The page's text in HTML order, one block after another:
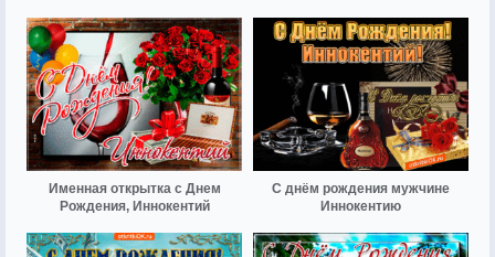
Именная открытка с Днем
Рождения, Иннокентий
С днём рождения мужчине
Иннокентию